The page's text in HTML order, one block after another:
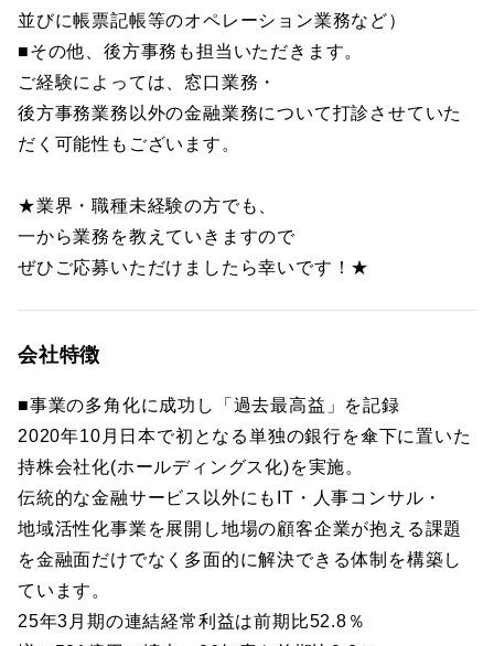
並びに帳票記帳等のオペレーション業務など）
■その他、後方事務も担当いただきます。
ご経験によっては、窓口業務・
後方事務業務以外の金融業務について打診させていた
だく可能性もございます。
★業界・職種未経験の方でも、
一から業務を教えていきますので
ぜひご応募いただけましたら幸いです！★
会社特徴
■事業の多角化に成功し「過去最高益」を記録
2020年10月日本で初となる単独の銀行を傘下に置いた
持株会社化(ホールディングス化)を実施。
伝統的な金融サービス以外にもIT・人事コンサル・
地域活性化事業を展開し地場の顧客企業が抱える課題
を金融面だけでなく多面的に解決できる体制を構築し
ています。
25年3月期の連結経常利益は前期比52.8％